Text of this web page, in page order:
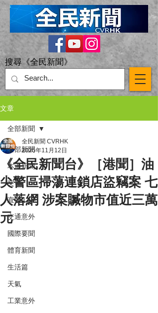
搜尋《全民新聞》
文章
全部新聞
本港新聞
突發
直播 Live
交通意外
國際要聞
體育新聞
生活篇
天氣
工業意外
全部新聞
《全民新聞台》［港聞］油
尖警區掃蕩連鎖店盜竊案 七
人落網 涉案贓物市值近三萬
元
全民新聞 CVRHK
2025年11月12日